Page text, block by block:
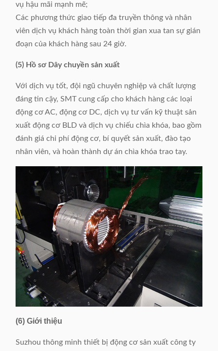
vụ hậu mãi mạnh mẽ;
Các phương thức giao tiếp đa truyền thông và nhân
viên dịch vụ khách hàng toàn thời gian xua tan sự gián
đoạn của khách hàng sau 24 giờ.
(5) Hồ sơ Dây chuyền sản xuất
Với dịch vụ tốt, đội ngũ chuyên nghiệp và chất lượng
đáng tin cậy, SMT cung cấp cho khách hàng các loại
động cơ AC, động cơ DC, dịch vụ tư vấn kỹ thuật sản
xuất động cơ BLD và dịch vụ chiếu chìa khóa, bao gồm
đánh giá chi phí động cơ, bí quyết sản xuất, đào tạo
nhân viên, và hoàn thành dự án chìa khóa trao tay.
(6) Giới thiệu
Suzhou thông minh thiết bị động cơ sản xuất công ty